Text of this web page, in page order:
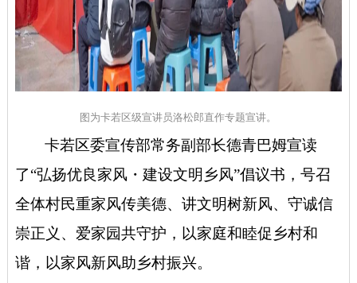
图为卡若区级宣讲员洛松郎直作专题宣讲。
卡若区委宣传部常务副部长德青巴姆宣读
了“弘扬优良家风・建设文明乡风”倡议书，号召
全体村民重家风传美德、讲文明树新风、守诚信
崇正义、爱家园共守护，以家庭和睦促乡村和
谐，以家风新风助乡村振兴。